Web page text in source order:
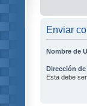
Enviar
Nombre de
Dirección de
Esta debe